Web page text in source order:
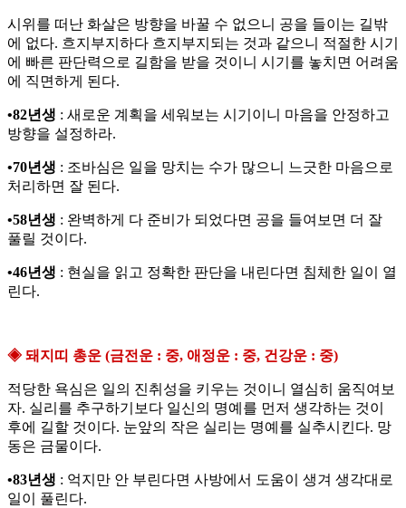
시위를 떠난 화살은 방향을 바꿀 수 없으니 공을 들이는 길밖
에 없다. 흐지부지하다 흐지부지되는 것과 같으니 적절한 시기
에 빠른 판단력으로 길함을 받을 것이니 시기를 놓치면 어려움
에 직면하게 된다.
•82년생 : 새로운 계획을 세워보는 시기이니 마음을 안정하고
방향을 설정하라.
•70년생 : 조바심은 일을 망치는 수가 많으니 느긋한 마음으로
처리하면 잘 된다.
•58년생 : 완벽하게 다 준비가 되었다면 공을 들여보면 더 잘
풀릴 것이다.
•46년생 : 현실을 읽고 정확한 판단을 내린다면 침체한 일이 열
린다.
◈ 돼지띠 총운 (금전운 : 중, 애정운 : 중, 건강운 : 중)
적당한 욕심은 일의 진취성을 키우는 것이니 열심히 움직여보
자. 실리를 추구하기보다 일신의 명예를 먼저 생각하는 것이
후에 길할 것이다. 눈앞의 작은 실리는 명예를 실추시킨다. 망
동은 금물이다.
•83년생 : 억지만 안 부린다면 사방에서 도움이 생겨 생각대로
일이 풀린다.